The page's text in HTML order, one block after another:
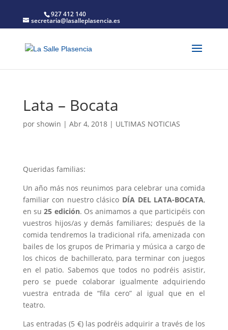
927 412 140
secretaria@lasalleplasencia.es
Lata – Bocata
por showin | Abr 4, 2018| ULTIMAS NOTICIAS
Queridas familias:
Un año más nos reunimos para celebrar una comida
familiar con nuestro clásico DÍA DEL LATA-BOCATA,
en su25 edición. Os animamos a que participéis con
vuestros hijos/as y demás familiares; después de la
comida tendremos la tradicional rifa, amenizada con
bailes de los grupos de Primaria y música a cargo de
los chicos de bachillerato, para terminar con juegos
en el patio. Sabemos que todos no podréis asistir,
pero se puede colaborar igualmente adquiriendo
vuestra entrada de “fila cero” al igual que en el
teatro.
Las entradas (5 €) las podréis adquirir a través de los